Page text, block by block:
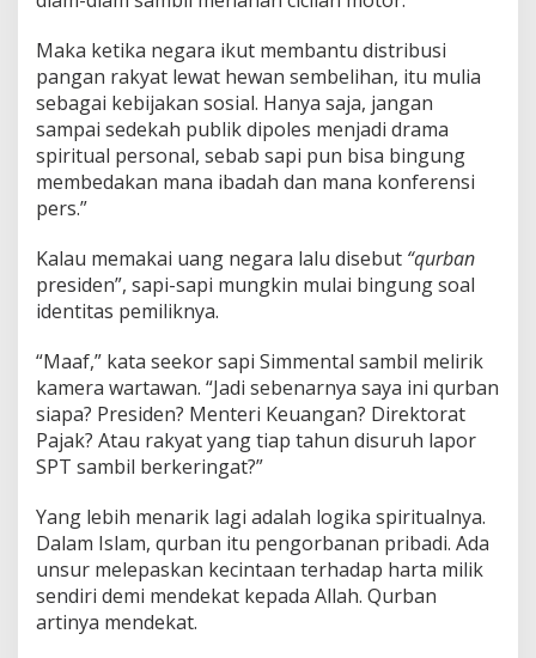
Maka ketika negara ikut membantu distribusi
pangan rakyat lewat hewan sembelihan, itu mulia
sebagai kebijakan sosial. Hanya saja, jangan
sampai sedekah publik dipoles menjadi drama
spiritual personal, sebab sapi pun bisa bingung
membedakan mana ibadah dan mana konferensi
pers.”
Kalau memakai uang negara lalu disebut “qurban
presiden”, sapi-sapi mungkin mulai bingung soal
identitas pemiliknya.
“Maaf,” kata seekor sapi Simmental sambil melirik
kamera wartawan. “Jadi sebenarnya saya ini qurban
siapa? Presiden? Menteri Keuangan? Direktorat
Pajak? Atau rakyat yang tiap tahun disuruh lapor
SPT sambil berkeringat?”
Yang lebih menarik lagi adalah logika spiritualnya.
Dalam Islam, qurban itu pengorbanan pribadi. Ada
unsur melepaskan kecintaan terhadap harta milik
sendiri demi mendekat kepada Allah. Qurban
artinya mendekat.